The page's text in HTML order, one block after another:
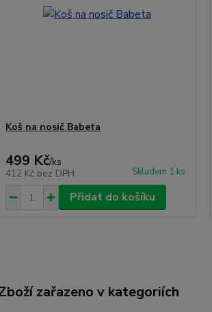
Koš na nosič Babeta
499 Kč/ks
412 Kč bez DPH Skladem 1 ks
Přidat do košíku
zařazeno v kategoriích